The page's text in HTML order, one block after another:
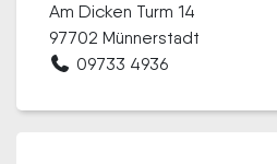
Am Dicken Turm 14
97702 Münnerstadt
09733 4936